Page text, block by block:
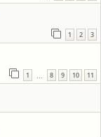
1 2 3
1 8 9 10 11